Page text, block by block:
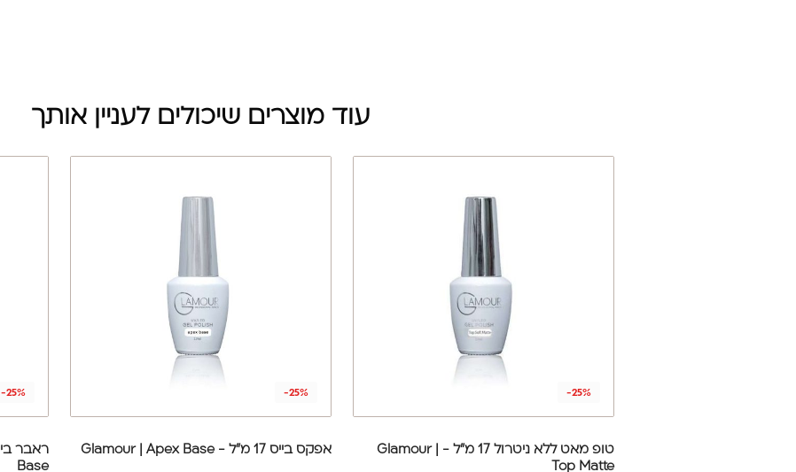
עוד מוצרים שיכולים לעניין אותך
-25%
טופ מאט ללא ניטרול 17 מ"ל - Glamour |
Top Matte
-25%
אפקס בייס 17 מ"ל - Glamour | Apex Base
-25%
Base